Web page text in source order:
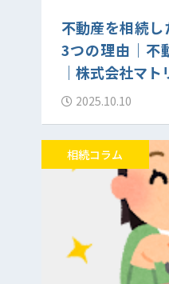
不動産を相続
3つの理由｜不
｜株式会社マ
2025.10.10
相続コラム